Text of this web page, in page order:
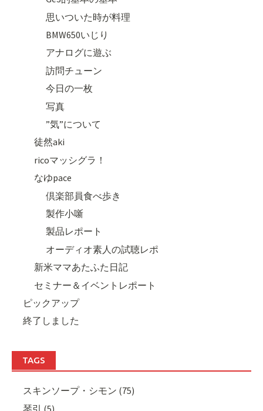
思いついた時が料理
BMW650いじり
アナログに遊ぶ
訪問チューン
今日の一枚
写真
”気”について
徒然aki
ricoマッシグラ！
なゆpace
倶楽部員食べ歩き
製作小噺
製品レポート
オーディオ素人の試聴レポ
新米ママあたふた日記
セミナー＆イベントレポート
ピックアップ
終了しました
TAGS
スキンソープ・シモン (75)
琴引 (5)